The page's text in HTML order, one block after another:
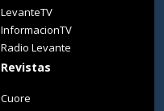
LevanteTV
InformacionTV
Radio Levante
Revistas
Cuore